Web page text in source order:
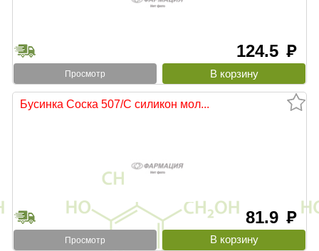
124.5 руб
Просмотр
Бусинка Соска 507/С силикон мол...
81.9 руб
Просмотр